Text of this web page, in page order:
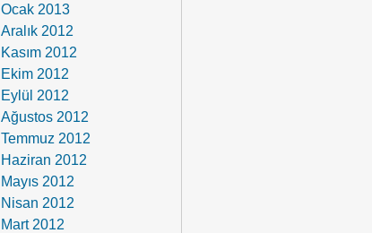
Ocak 2013
Aralık 2012
Kasım 2012
Ekim 2012
Eylül 2012
Ağustos 2012
Temmuz 2012
Haziran 2012
Mayıs 2012
Nisan 2012
Mart 2012